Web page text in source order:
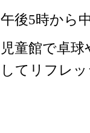
午後5時から
児童館で卓
してリフレ